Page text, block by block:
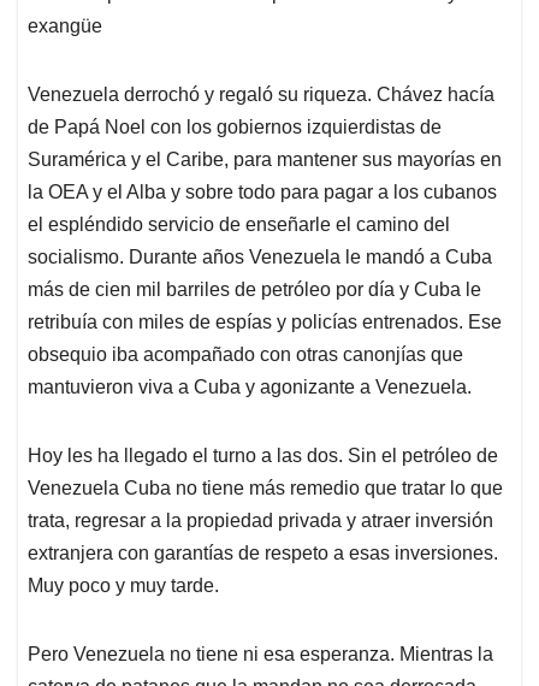
exangüe
Venezuela derrochó y regaló su riqueza. Chávez hacía
de Papá Noel con los gobiernos izquierdistas de
Suramérica y el Caribe, para mantener sus mayorías en
la OEA y el Alba y sobre todo para pagar a los cubanos
el espléndido servicio de enseñarle el camino del
socialismo. Durante años Venezuela le mandó a Cuba
más de cien mil barriles de petróleo por día y Cuba le
retribuía con miles de espías y policías entrenados. Ese
obsequio iba acompañado con otras canonjías que
mantuvieron viva a Cuba y agonizante a Venezuela.
Hoy les ha llegado el turno a las dos. Sin el petróleo de
Venezuela Cuba no tiene más remedio que tratar lo que
trata, regresar a la propiedad privada y atraer inversión
extranjera con garantías de respeto a esas inversiones.
Muy poco y muy tarde.
Pero Venezuela no tiene ni esa esperanza. Mientras la